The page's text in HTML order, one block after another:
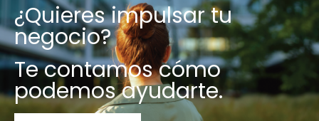
¿Quieres impulsar tu
negocio?
Te contamos cómo
podemos ayudarte.